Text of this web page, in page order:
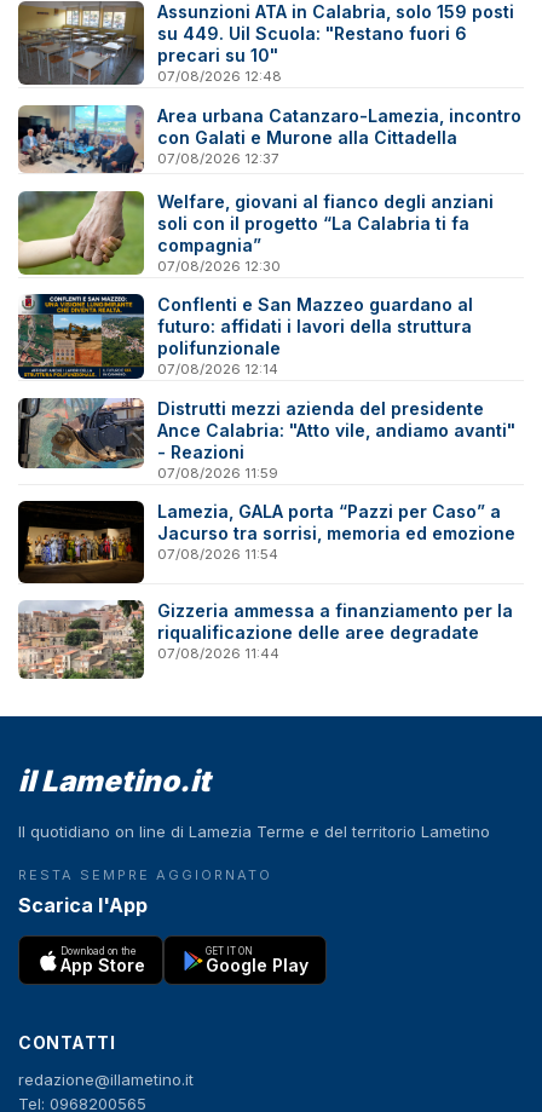
Assunzioni ATA in Calabria, solo 159 posti
su 449. Uil Scuola: "Restano fuori 6
precari su 10"
07/08/2026 12:48
Area urbana Catanzaro-Lamezia, incontro
con Galati e Murone alla Cittadella
07/08/2026 12:37
Welfare, giovani al fianco degli anziani
soli con il progetto “La Calabria ti fa
compagnia”
07/08/2026 12:30
Conflenti e San Mazzeo guardano al
futuro: affidati i lavori della struttura
polifunzionale
07/08/2026 12:14
Distrutti mezzi azienda del presidente
Ance Calabria: "Atto vile, andiamo avanti"
- Reazioni
07/08/2026 11:59
Lamezia, GALA porta “Pazzi per Caso” a
Jacurso tra sorrisi, memoria ed emozione
07/08/2026 11:54
Gizzeria ammessa a finanziamento per la
riqualificazione delle aree degradate
07/08/2026 11:44
il Lametino.it
Il quotidiano on line di Lamezia Terme e del territorio Lametino
RESTA SEMPRE AGGIORNATO
Scarica l'App
Download on the
App Store
GET IT ON
Google Play
CONTATTI
redazione@illametino.it
Tel: 0968200565